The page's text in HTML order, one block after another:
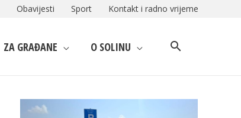
Obavijesti Sport Kontakt i radno vrijeme
ZA GRAĐANE O SOLINU